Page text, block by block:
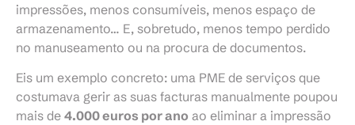
impressões, menos consumíveis, menos espaço de
armazenamento… E, sobretudo, menos tempo perdido
no manuseamento ou na procura de documentos.
Eis um exemplo concreto: uma PME de serviços que
costumava gerir as suas facturas manualmente poupou
mais de 4.000 euros por ano ao eliminar a impressão